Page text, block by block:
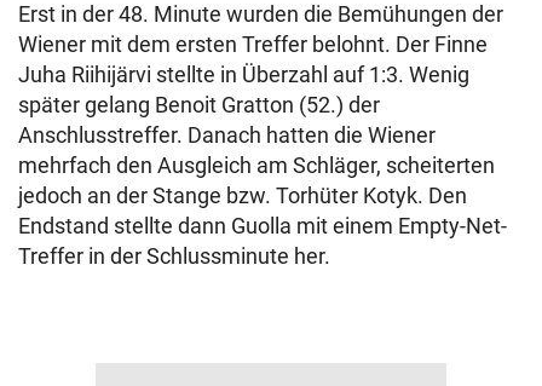
Erst in der 48. Minute wurden die Bemühungen der
Wiener mit dem ersten Treffer belohnt. Der Finne
Juha Riihijärvi stellte in Überzahl auf 1:3. Wenig
später gelang Benoit Gratton (52.) der
Anschlusstreffer. Danach hatten die Wiener
mehrfach den Ausgleich am Schläger, scheiterten
jedoch an der Stange bzw. Torhüter Kotyk. Den
Endstand stellte dann Guolla mit einem Empty-Net-
Treffer in der Schlussminute her.